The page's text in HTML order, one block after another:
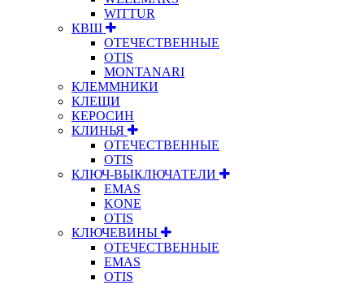
WITTUR
КВШ
ОТЕЧЕСТВЕННЫЕ
OTIS
MONTANARI
КЛЕММНИКИ
КЛЕЩИ
КЕРОСИН
КЛИНЬЯ
ОТЕЧЕСТВЕННЫЕ
OTIS
КЛЮЧ-ВЫКЛЮЧАТЕЛИ
EMAS
KONE
OTIS
КЛЮЧЕВИНЫ
ОТЕЧЕСТВЕННЫЕ
EMAS
OTIS